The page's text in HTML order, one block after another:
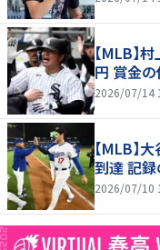
【MLB】
円 賞金
2026/07/14
【MLB】
到達 記録
2026/07/10